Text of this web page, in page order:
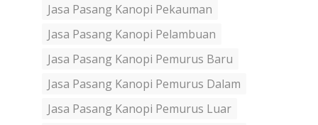
Jasa Pasang Kanopi Pekauman
Jasa Pasang Kanopi Pelambuan
Jasa Pasang Kanopi Pemurus Baru
Jasa Pasang Kanopi Pemurus Dalam
Jasa Pasang Kanopi Pemurus Luar